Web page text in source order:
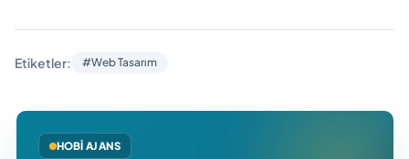
Etiketler: #Web Tasarım
HOBI AJANS